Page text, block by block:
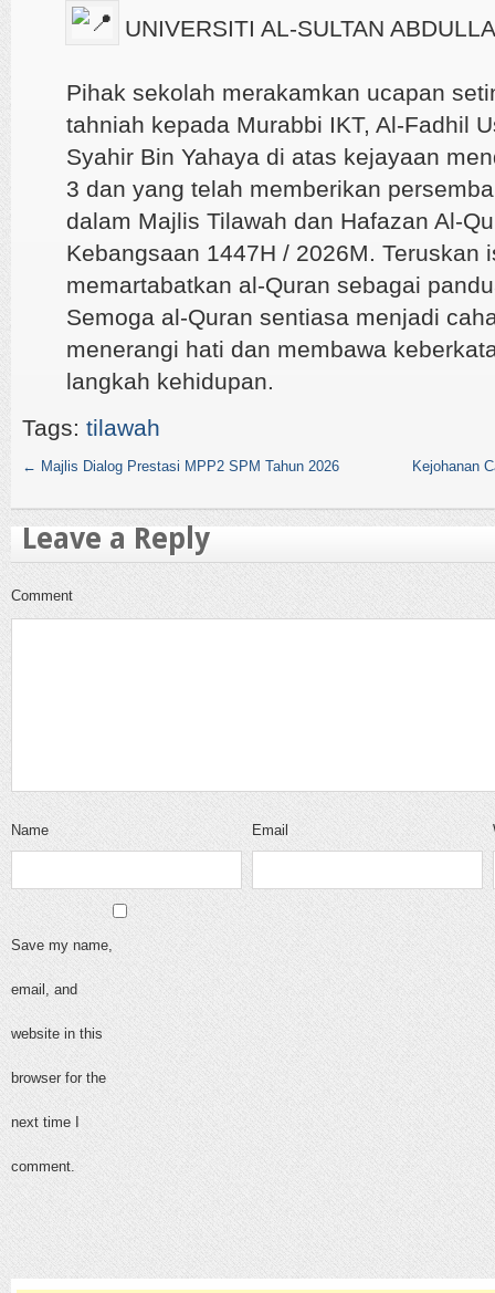
UNIVERSITI AL-SULTAN
Pihak sekolah merakamkan ucapan
tahniah kepada Murabbi IKT, Al-Fadhil
Syahir Bin Yahaya di atas kejayaan
3 dan yang telah memberikan
dalam Majlis Tilawah dan Hafazan Al-
Kebangsaan 1447H / 2026M. Teruskan
memartabatkan al-Quran sebagai
Semoga al-Quran sentiasa menjadi
menerangi hati dan membawa
langkah kehidupan.
Tags: tilawah
← Majlis Dialog Prestasi MPP2 SPM Tahun 2026 Kejohanan
Leave a Reply
Comment
Name Email
Save my name,
email, and
website in this
browser for the
next time I
comment.